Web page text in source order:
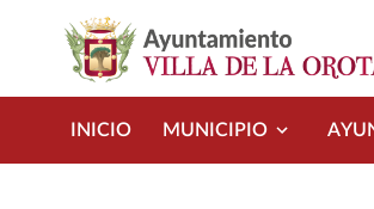
INICIO MUNICIPIO